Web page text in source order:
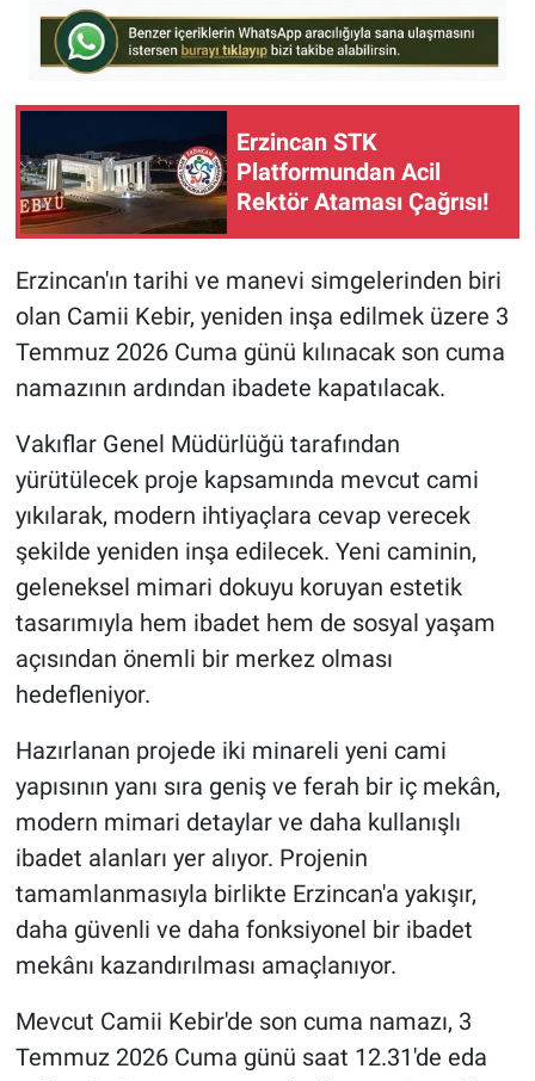
Erzincan STK
Platformundan Acil
Rektör Ataması Çağrısı!
Erzincan'ın tarihi ve manevi simgelerinden biri
olan Camii Kebir, yeniden inşa edilmek üzere 3
Temmuz 2026 Cuma günü kılınacak son cuma
namazının ardından ibadete kapatılacak.
Vakıflar Genel Müdürlüğü tarafından
yürütülecek proje kapsamında mevcut cami
yıkılarak, modern ihtiyaçlara cevap verecek
şekilde yeniden inşa edilecek. Yeni caminin,
geleneksel mimari dokuyu koruyan estetik
tasarımıyla hem ibadet hem de sosyal yaşam
açısından önemli bir merkez olması
hedefleniyor.
Hazırlanan projede iki minareli yeni cami
yapısının yanı sıra geniş ve ferah bir iç mekân,
modern mimari detaylar ve daha kullanışlı
ibadet alanları yer alıyor. Projenin
tamamlanmasıyla birlikte Erzincan'a yakışır,
daha güvenli ve daha fonksiyonel bir ibadet
mekânı kazandırılması amaçlanıyor.
Mevcut Camii Kebir'de son cuma namazı, 3
Temmuz 2026 Cuma günü saat 12.31'de eda